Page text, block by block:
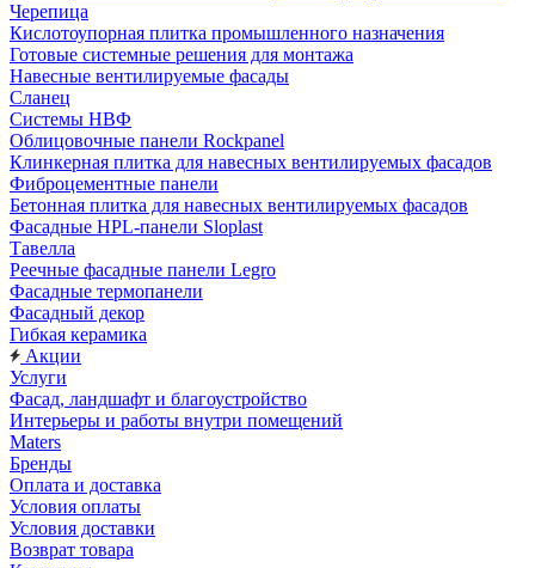
Черепица
Кислотоупорная плитка промышленного назначения
Готовые системные решения для монтажа
Навесные вентилируемые фасады
Сланец
Системы НВФ
Облицовочные панели Rockpanel
Клинкерная плитка для навесных вентилируемых фасадов
Фиброцементные панели
Бетонная плитка для навесных вентилируемых фасадов
Фасадные HPL-панели Sloplast
Тавелла
Реечные фасадные панели Legro
Фасадные термопанели
Фасадный декор
Гибкая керамика
Акции
Услуги
Фасад, ландшафт и благоустройство
Интерьеры и работы внутри помещений
Maters
Бренды
Оплата и доставка
Условия оплаты
Условия доставки
Возврат товара